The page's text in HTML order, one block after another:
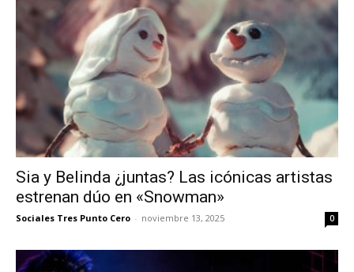
Sia y Belinda ¿juntas? Las icónicas artistas
estrenan dúo en «Snowman»
Sociales Tres Punto Cero - noviembre 13, 2025 0